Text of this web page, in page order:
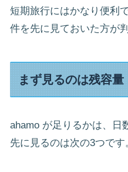
短期旅行にはかなり便利
件を先に見ておいた方が
まず見るのは残容量
ahamo が足りるかは、日
先に見るのは次の3つです